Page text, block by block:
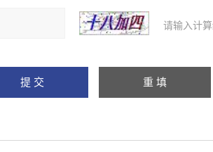
请输入计